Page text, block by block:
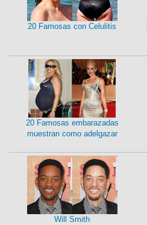
20 Famosas con Celulitis
20 Famosas embarazadas
muestran como adelgazar
Will Smith